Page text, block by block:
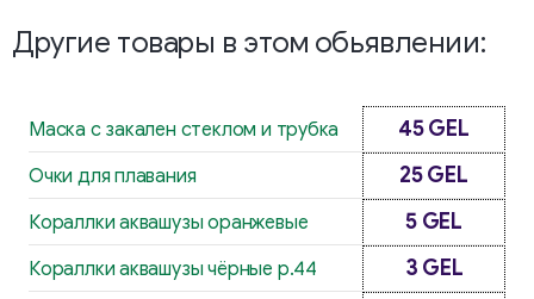
Другие товары в этом обьявлении:
Маска с закален стеклом и трубка 45 GEL
Очки для плавания 25 GEL
Кораллки аквашузы оранжевые 5 GEL
Кораллки аквашузы чёрные р.44 3 GEL